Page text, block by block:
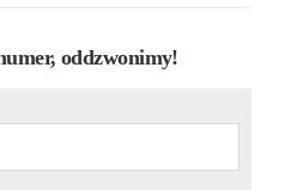
oddzwonimy!